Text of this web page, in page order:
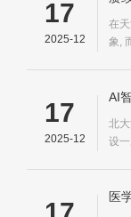
17
2025-12
育
在
象,
17
2025-12
AI
北
设
医